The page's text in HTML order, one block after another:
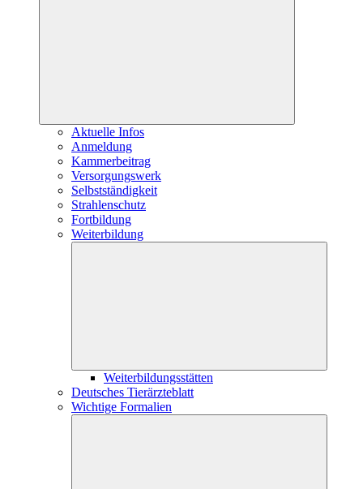
Aktuelle Infos
Anmeldung
Kammerbeitrag
Versorgungswerk
Selbstständigkeit
Strahlenschutz
Fortbildung
Weiterbildung
Weiterbildungsstätten
Deutsches Tierärzteblatt
Wichtige Formalien